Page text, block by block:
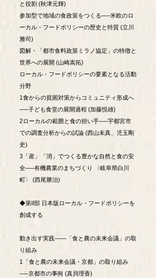
と役割 (秋津元輝)
参加型で地域の食政策をつくる──米欧のロ
ーカル・フードポリシーの歴史と特質 (立川
雅司)
図解・「都市食料政策ミラノ協定」の特徴と
世界への展開 (山崎嵩拓)
ローカル・フードポリシーの要素となる活動
分野
1食からの貧困対策からコミュニティ形成へ
──子ども食堂の展開過程 (加藤悦雄)
2ローカルの範囲と食の担い手──宇都宮市
での調査分析からの試論 (西山未真、児玉剛
史)
3「産」「消」でつくる豊かな自然と食の安
全──有機農業のまちづくり 〈岐阜県白川
町〉 (西尾勝治)
◆第II部 日本版ローカル・フードポリシーを
創成する
動き出す実践――「食と農の未来会議」の取
り組み
1「食と農の未来会議・京都」の取り組み
──京都市の事例 (真貝理香)